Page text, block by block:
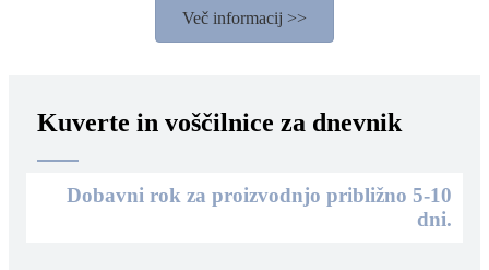
Več informacij >>
Kuverte in voščilnice za dnevnik
Dobavni rok za proizvodnjo približno 5-10
dni.